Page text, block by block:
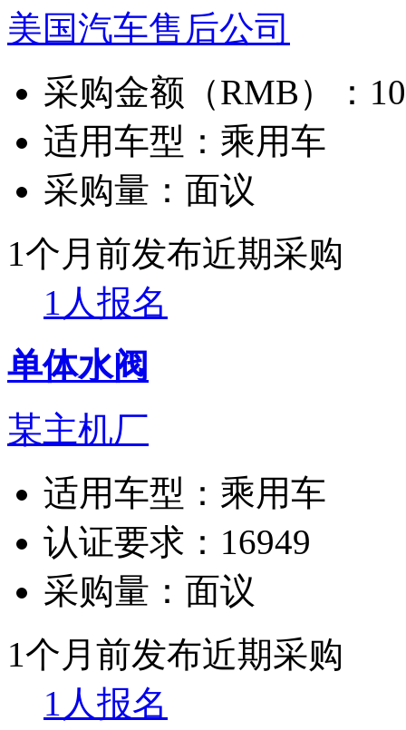
美国汽车售后公司
采购金额（RMB）：
适用车型： 乘用车
采购量： 面议
1个月前发布近期采购
1人报名
单体水阀
某主机厂
适用车型： 乘用车
认证要求： 16949
采购量： 面议
1个月前发布近期采购
1人报名